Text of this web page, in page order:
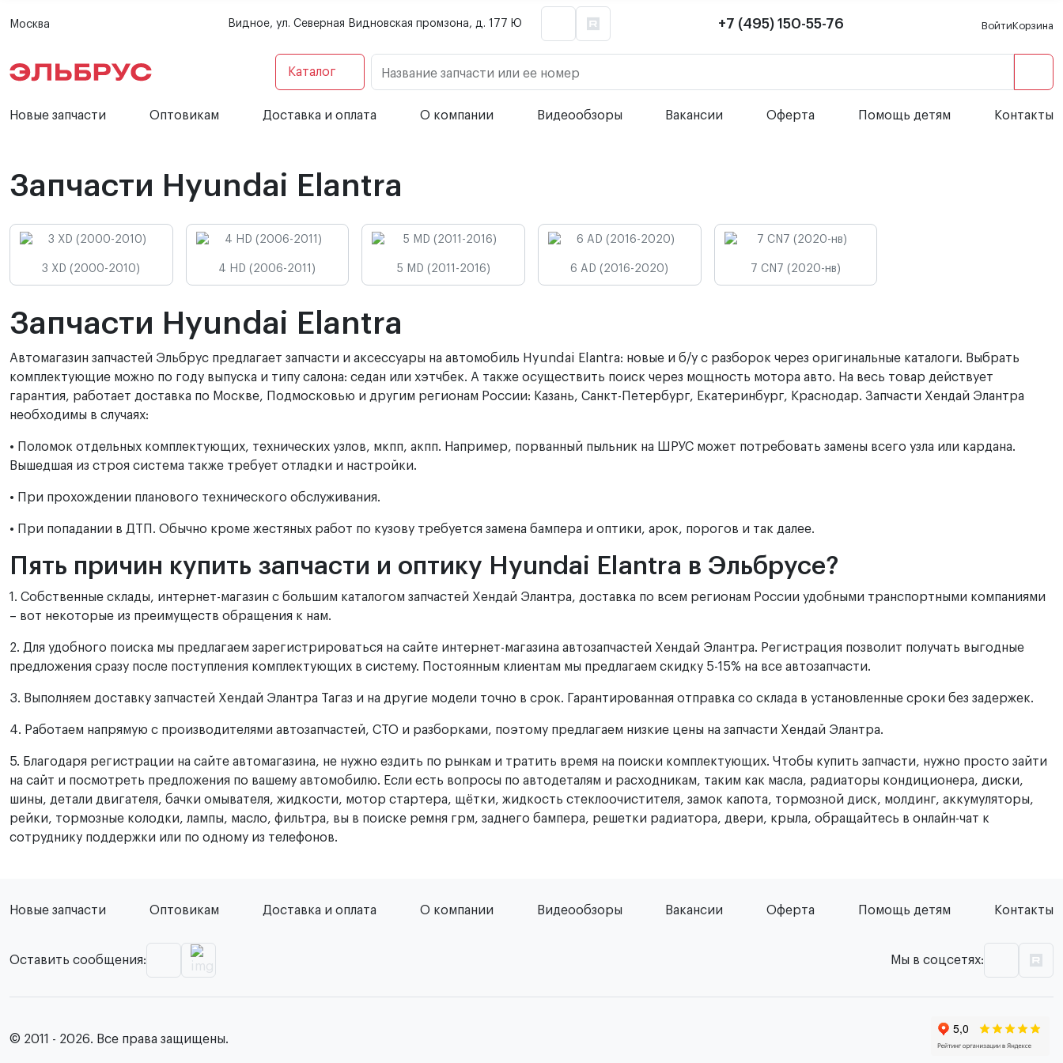
Москва Видное, ул. Северная Видновская промзона, д. 177 Ю +7 (495) 150-55-76 ВойтиКорзина
Каталог Название запчасти или ее номер
Новые запчасти Оптовикам Доставка и оплата О компании Видеообзоры Вакансии Оферта Помощь детям Контакты
Запчасти Hyundai Elantra
3 XD (2000-2010) 4 HD (2006-2011) 5 MD (2011-2016) 6 AD (2016-2020) 7 CN7 (2020-нв)
Запчасти Hyundai Elantra
Автомагазин запчастей Эльбрус предлагает запчасти и аксессуары на автомобиль Hyundai Elantra: новые и б/у с разборок через оригинальные каталоги. Выбрать
комплектующие можно по году выпуска и типу салона: седан или хэтчбек. А также осуществить поиск через мощность мотора авто. На весь товар действует
гарантия, работает доставка по Москве, Подмосковью и другим регионам России: Казань, Санкт-Петербург, Екатеринбург, Краснодар. Запчасти Хендай Элантра
необходимы в случаях:
• Поломок отдельных комплектующих, технических узлов, мкпп, акпп. Например, порванный пыльник на ШРУС может потребовать замены всего узла или кардана.
Вышедшая из строя система также требует отладки и настройки.
• При прохождении планового технического обслуживания.
• При попадании в ДТП. Обычно кроме жестяных работ по кузову требуется замена бампера и оптики, арок, порогов и так далее.
Пять причин купить запчасти и оптику Hyundai Elantra в Эльбрусе?
1. Собственные склады, интернет-магазин с большим каталогом запчастей Хендай Элантра, доставка по всем регионам России удобными транспортными компаниями
– вот некоторые из преимуществ обращения к нам.
2. Для удобного поиска мы предлагаем зарегистрироваться на сайте интернет-магазина автозапчастей Хендай Элантра. Регистрация позволит получать выгодные
предложения сразу после поступления комплектующих в систему. Постоянным клиентам мы предлагаем скидку 5-15% на все автозапчасти.
3. Выполняем доставку запчастей Хендай Элантра Тагаз и на другие модели точно в срок. Гарантированная отправка со склада в установленные сроки без задержек.
4. Работаем напрямую с производителями автозапчастей, СТО и разборками, поэтому предлагаем низкие цены на запчасти Хендай Элантра.
5. Благодаря регистрации на сайте автомагазина, не нужно ездить по рынкам и тратить время на поиски комплектующих. Чтобы купить запчасти, нужно просто зайти
на сайт и посмотреть предложения по вашему автомобилю. Если есть вопросы по автодеталям и расходникам, таким как масла, радиаторы кондиционера, диски,
шины, детали двигателя, бачки омывателя, жидкости, мотор стартера, щётки, жидкость стеклоочистителя, замок капота, тормозной диск, молдинг, аккумуляторы,
рейки, тормозные колодки, лампы, масло, фильтра, вы в поиске ремня грм, заднего бампера, решетки радиатора, двери, крыла, обращайтесь в онлайн-чат к
сотруднику поддержки или по одному из телефонов.
Новые запчасти Оптовикам Доставка и оплата О компании Видеообзоры Вакансии Оферта Помощь детям Контакты
Оставить сообщения: Мы в соцсетях:
© 2011 - 2026. Все права защищены.